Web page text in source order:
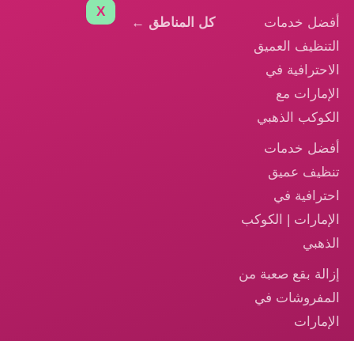
أفضل خدمات
التنظيف العميق
الاحترافية في
الإمارات مع
الكوكب الذهبي
أفضل خدمات
تنظيف عميق
احترافية في
الإمارات | الكوكب
الذهبي
إزالة بقع صعبة من
المفروشات في
الإمارات
كل المناطق ←
X